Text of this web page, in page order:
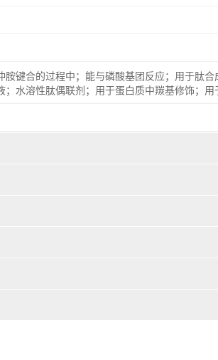
键合的过程中；能与磷酸基团反应；用于肽
水溶性肽偶联剂；用于蛋白质中羰基修饰；用